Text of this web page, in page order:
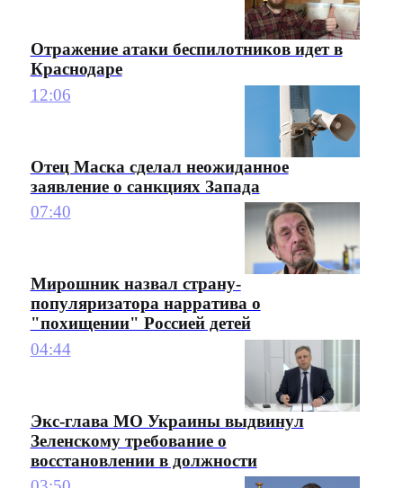
Отражение атаки беспилотников идет в
Краснодаре
12:06
Отец Маска сделал неожиданное
заявление о санкциях Запада
07:40
Мирошник назвал страну-
популяризатора нарратива о
"похищении" Россией детей
04:44
Экс-глава МО Украины выдвинул
Зеленскому требование о
восстановлении в должности